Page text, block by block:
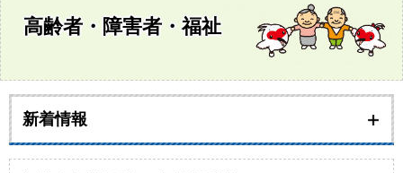
す。
し
て
本
文
へ
高齢者・障害者・福祉
新着情報